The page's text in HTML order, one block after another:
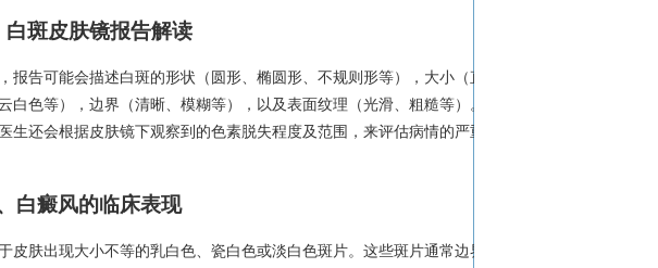
白斑皮肤镜报告解读
告可能会描述白斑的形状（圆形、椭圆形、不规则形等），大小（直
色等），边界（清晰、模糊等），以及表面纹理（光滑、粗糙等）。
还会根据皮肤镜下观察到的色素脱失程度及范围，来评估病情的严重
白癜风的临床表现
肤出现大小不等的乳白色、瓷白色或淡白色斑片。这些斑片通常边界